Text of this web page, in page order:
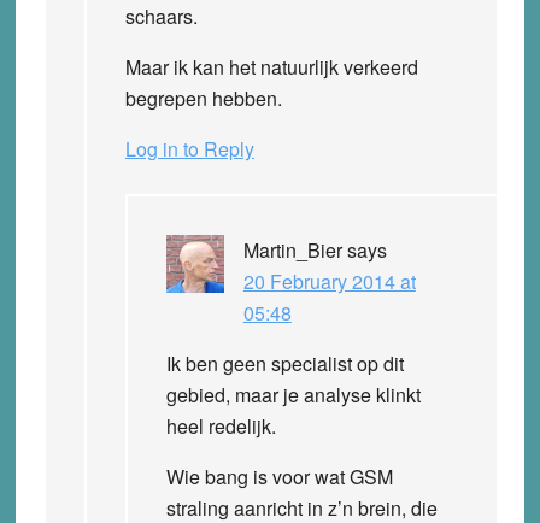
schaars.
Maar ik kan het natuurlijk verkeerd
begrepen hebben.
Log in to Reply
Martin_Biersays
20 February 2014 at
05:48
Ik ben geen specialist op dit
gebied, maar je analyse klinkt
heel redelijk.
Wie bang is voor wat GSM
straling aanricht in z’n brein, die